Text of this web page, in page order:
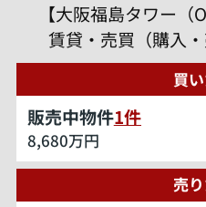
【大阪福島タワー（
賃貸・売買（購入
買
販売中物件1件
8,680万円
売